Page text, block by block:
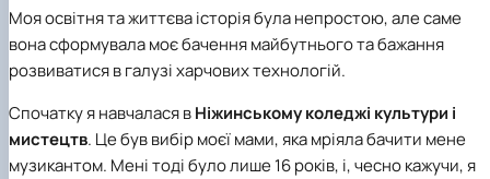
Моя освітня та життєва історія була непростою, але саме
вона сформувала моє бачення майбутнього та бажання
розвиватися в галузі харчових технологій.
Спочатку я навчалася вНіжинському коледжі культури і
мистецтв. Це був вибір моєї мами, яка мріяла бачити мене
музикантом. Мені тоді було лише 16 років, і, чесно кажучи, я